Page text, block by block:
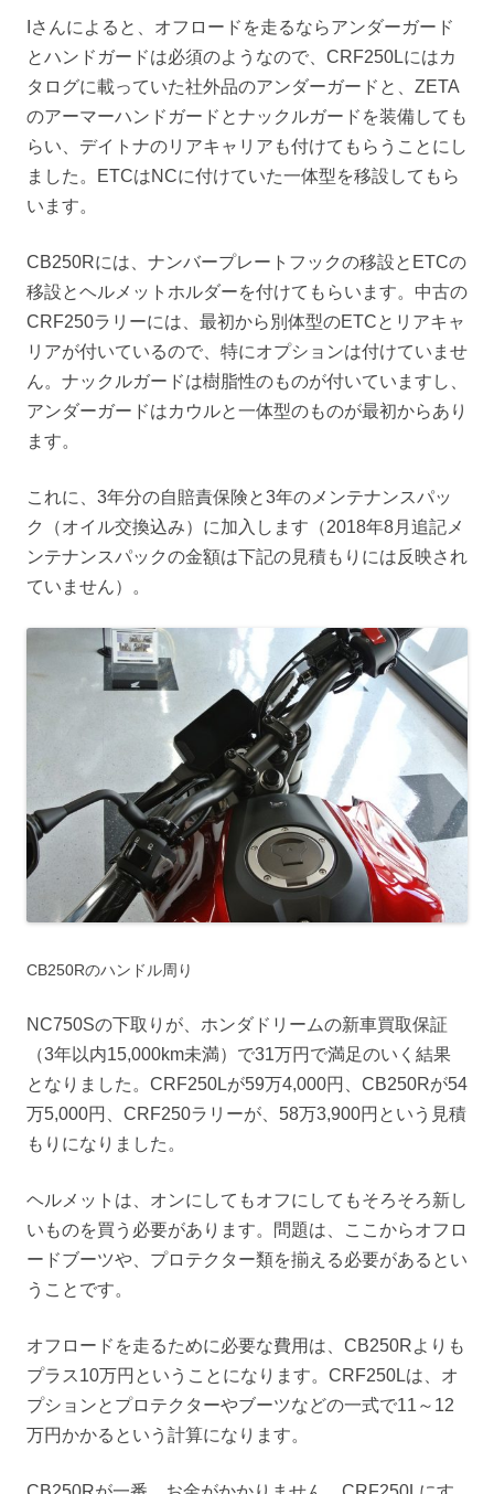
Iさんによると、オフロードを走るならアンダーガード
とハンドガードは必須のようなので、CRF250Lにはカ
タログに載っていた社外品のアンダーガードと、ZETA
のアーマーハンドガードとナックルガードを装備しても
らい、デイトナのリアキャリアも付けてもらうことにし
ました。ETCはNCに付けていた一体型を移設してもら
います。
CB250Rには、ナンバープレートフックの移設とETCの
移設とヘルメットホルダーを付けてもらいます。中古の
CRF250ラリーには、最初から別体型のETCとリアキャ
リアが付いているので、特にオプションは付けていませ
ん。ナックルガードは樹脂性のものが付いていますし、
アンダーガードはカウルと一体型のものが最初からあり
ます。
これに、3年分の自賠責保険と3年のメンテナンスパッ
ク（オイル交換込み）に加入します（2018年8月追記メ
ンテナンスパックの金額は下記の見積もりには反映され
ていません）。
CB250Rのハンドル周り
NC750Sの下取りが、ホンダドリームの新車買取保証
（3年以内15,000km未満）で31万円で満足のいく結果
となりました。CRF250Lが59万4,000円、CB250Rが54
万5,000円、CRF250ラリーが、58万3,900円という見積
もりになりました。
ヘルメットは、オンにしてもオフにしてもそろそろ新し
いものを買う必要があります。問題は、ここからオフロ
ードブーツや、プロテクター類を揃える必要があるとい
うことです。
オフロードを走るために必要な費用は、CB250Rよりも
プラス10万円ということになります。CRF250Lは、オ
プションとプロテクターやブーツなどの一式で11～12
万円かかるという計算になります。